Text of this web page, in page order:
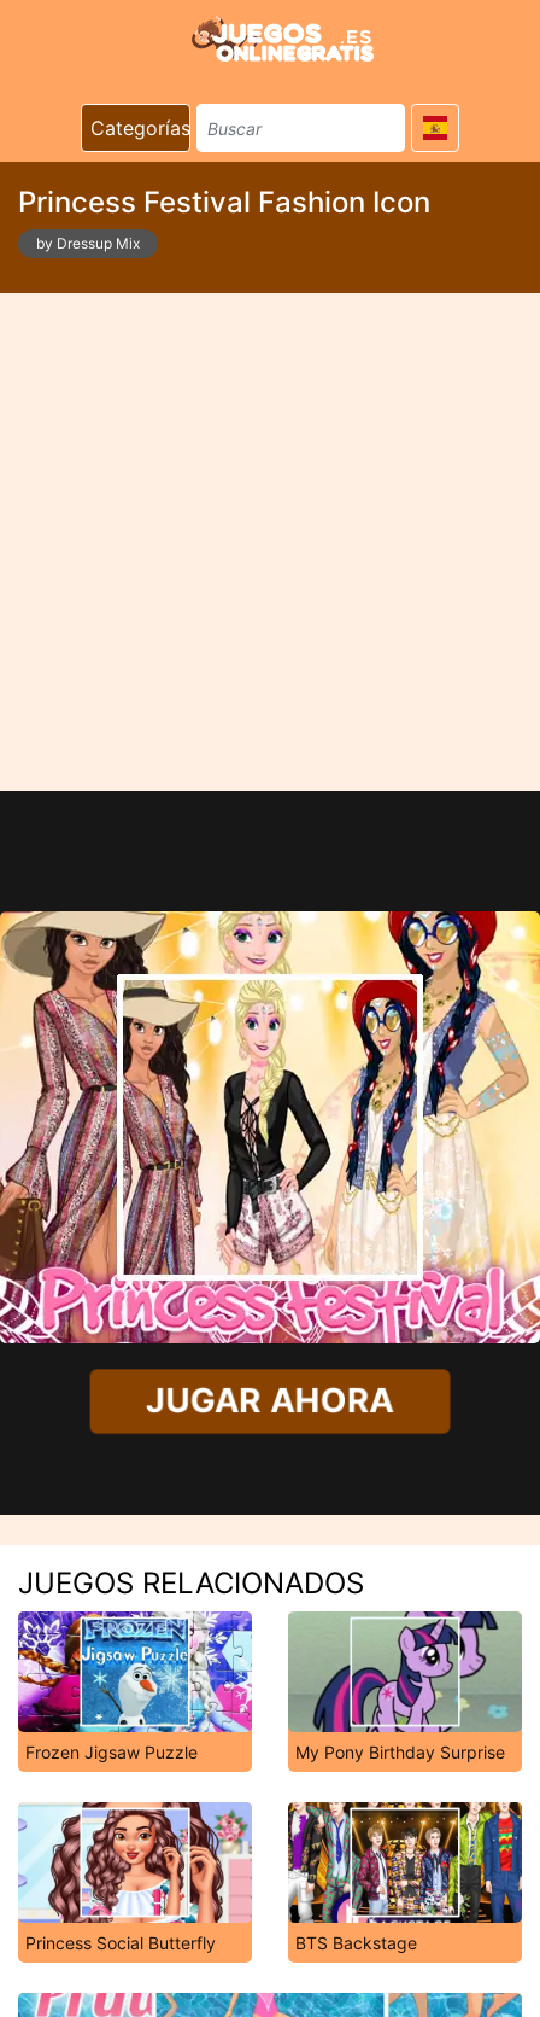
Categorías
Princess Festival Fashion Icon
by Dressup Mix
JUGAR AHORA
JUEGOS RELACIONADOS
Frozen Jigsaw Puzzle My Pony Birthday Surprise
Princess Social Butterfly BTS Backstage